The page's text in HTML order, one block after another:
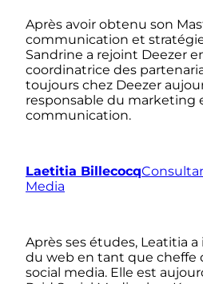
Après avoir obtenu son
communication et
Sandrine a rejoint Deezer
coordinatrice des
toujours chez Deezer
responsable du marketing
communication.
Laetitia Billecocq
Media
Après ses études, Leatitia
du web en tant que cheffe
social media. Elle est